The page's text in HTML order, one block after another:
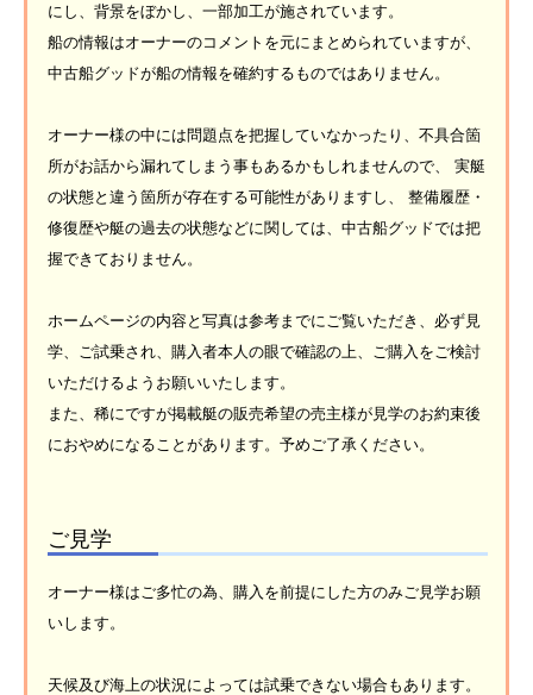
にし、背景をぼかし、一部加工が施されています。
船の情報はオーナーのコメントを元にまとめられていますが、
中古船グッドが船の情報を確約するものではありません。
オーナー様の中には問題点を把握していなかったり、不具合箇
所がお話から漏れてしまう事もあるかもしれませんので、 実艇
の状態と違う箇所が存在する可能性がありますし、 整備履歴・
修復歴や艇の過去の状態などに関しては、中古船グッドでは把
握できておりません。
ホームページの内容と写真は参考までにご覧いただき、必ず見
学、ご試乗され、購入者本人の眼で確認の上、ご購入をご検討
いただけるようお願いいたします。
また、稀にですが掲載艇の販売希望の売主様が見学のお約束後
におやめになることがあります。予めご了承ください。
ご見学
オーナー様はご多忙の為、購入を前提にした方のみご見学お願
いします。
天候及び海上の状況によっては試乗できない場合もあります。